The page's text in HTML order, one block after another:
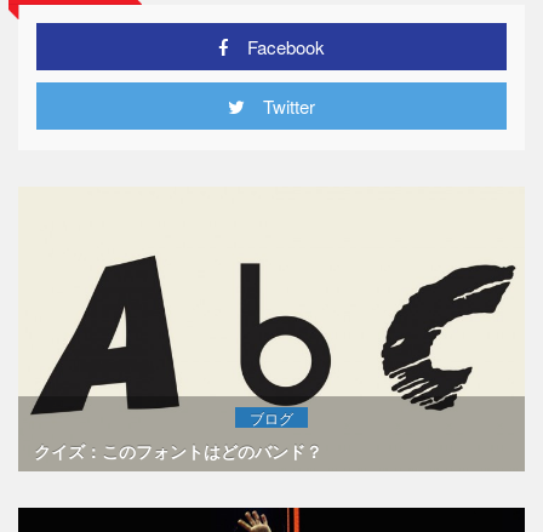
Facebook
Twitter
ブログ
クイズ：このフォントはどのバンド？